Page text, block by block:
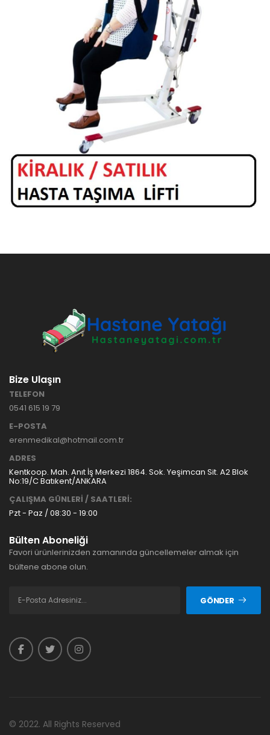
Bize Ulaşın
TELEFON
0541 615 19 79
E-POSTA
erenmedikal@hotmail.com.tr
ADRES
Kentkoop. Mah. Anıt İş Merkezi 1864. Sok. Yeşimcan Sit. A2 Blok
No:19/C Batıkent/ANKARA
ÇALIŞMA GÜNLERİ / SAATLERİ:
Pzt - Paz / 08:30 - 19:00
Bülten Aboneliği
Favori ürünlerinizden zamanında güncellemeler almak için
bültene abone olun.
GÖNDER
© 2022. All Rights Reserved